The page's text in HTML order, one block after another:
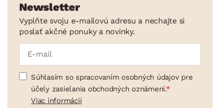
Newsletter
Vyplňte svoju e-mailovú adresu a nechajte si
poslať akčné ponuky a novinky.
Súhlasím so spracovaním osobných údajov pre
účely zasielania obchodných oznámení.
Viac informácií